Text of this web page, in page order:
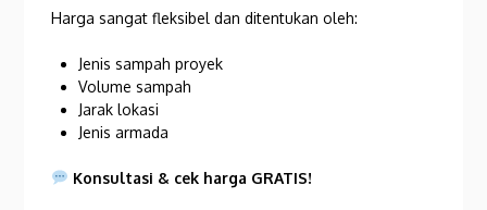
Harga sangat fleksibel dan ditentukan oleh:
Jenis sampah proyek
Volume sampah
Jarak lokasi
Jenis armada
Konsultasi & cek harga GRATIS!